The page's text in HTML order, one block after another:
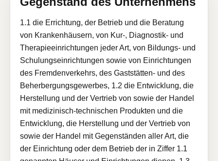
1.1 die Errichtung, der Betrieb und die Beratung
von Krankenhäusern, von Kur-, Diagnostik- und
Therapieeinrichtungen jeder Art, von Bildungs- und
Schulungseinrichtungen sowie von Einrichtungen
des Fremdenverkehrs, des Gaststätten- und des
Beherbergungsgewerbes, 1.2 die Entwicklung, die
Herstellung und der Vertrieb von sowie der Handel
mit medizinisch-technischen Produkten und die
Entwicklung, die Herstellung und der Vertrieb von
sowie der Handel mit Gegenständen aller Art, die
der Einrichtung oder dem Betrieb der in Ziffer 1.1